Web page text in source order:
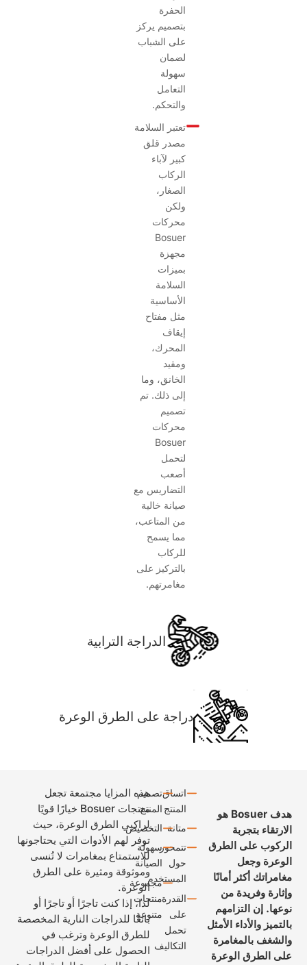
الدراجة الترابية
دراجة على الطرق الوعرة
الحفرة
بتصميم يركز
على الشباب
لضمان
سهولة
التعامل
والتحكم.
تعتبر السلامة
مصدر قلق
كبير لآباء
الركاب
الصغار،
ولكن
محركات
Bosuer
مجهزة
بميزات
السلامة
الأساسية
مثل مفتاح
إيقاف
المحرك،
ومقيد
الخانق، وما
إلى ذلك. تم
تصميم
محركات
Bosuer
لتحمل
أصعب
التضاريس مع
صيانة خالية
من المتاعب،
مما يسمح
للركاب
بالتركيز على
مغامرتهم.
هدف Bosuer هو
بتجربة
على الطرق
وجعل
أكثر أمانًا
وفريدة من
إن التزامهم
والأداء الأمثل
بالمغامرة
الطرق الوعرة
اتساق
المنتج
متانة
تتمحور
حول
المستخدم
القدرة
على
تحمل
التكاليف
تصميم
المنتج
التخصيص
سهولة
الصيانة
مجموعة
منتجات
متنوعة
هذه المزايا مجتمعة تجعل
منتجات Bosuer خيارًا قويًا
لراكبي الطرق الوعرة، حيث
توفر لهم الأدوات التي يحتاجونها
للاستمتاع بمغامرات لا تُنسى
وموثوقة ومثيرة على الطرق
الوعرة.
لذا، إذا كنت تاجرًا أو تاجرًا أو
بائعًا للدراجات النارية المخصصة
للطرق الوعرة وترغب في
الحصول على أفضل الدراجات